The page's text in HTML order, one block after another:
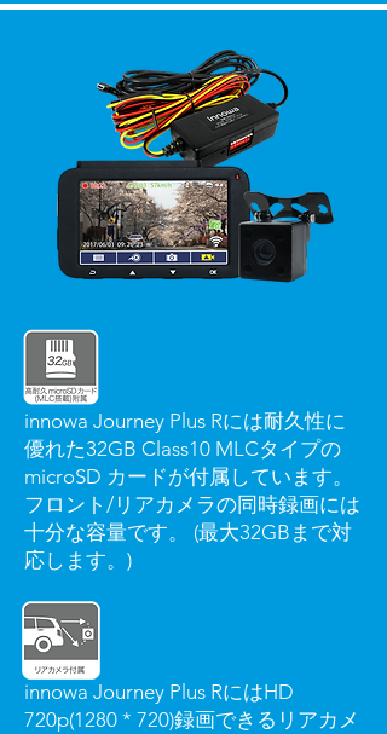
innowa Journey Plus Rには耐久性に
優れた32GB Class10 MLCタイプの
microSD カードが付属しています。
フロント/リアカメラの同時録画には
十分な容量です。 (最大32GBまで対
応します。)
innowa Journey Plus RにはHD
720p(1280 * 720)録画できるリアカメ